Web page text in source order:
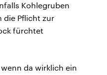
Kohlegruben
die Pflicht zur
fürchtet
da wirklich ein